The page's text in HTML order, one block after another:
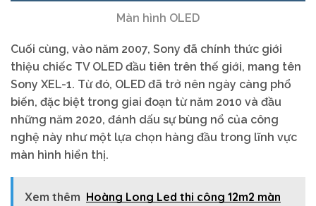
Màn hình OLED
Cuối cùng, vào năm 2007, Sony đã chính thức giới
thiệu chiếc TV OLED đầu tiên trên thế giới, mang tên
Sony XEL-1. Từ đó, OLED đã trở nên ngày càng phổ
biến, đặc biệt trong giai đoạn từ năm 2010 và đầu
những năm 2020, đánh dấu sự bùng nổ của công
nghệ này như một lựa chọn hàng đầu trong lĩnh vực
màn hình hiển thị.
Xem thêm Hoàng Long Led thi công 12m2 màn